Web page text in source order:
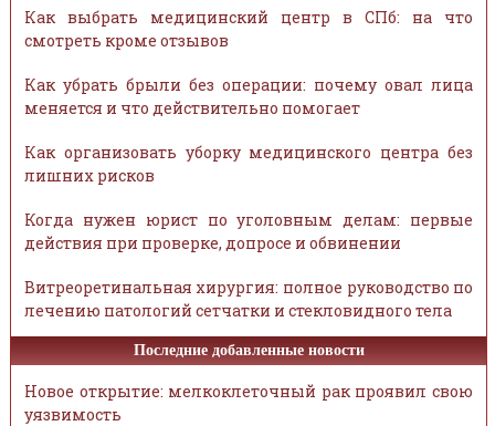
Как выбрать медицинский центр в СПб: на что
смотреть кроме отзывов
Как убрать брыли без операции: почему овал лица
меняется и что действительно помогает
Как организовать уборку медицинского центра без
лишних рисков
Когда нужен юрист по уголовным делам: первые
действия при проверке, допросе и обвинении
Витреоретинальная хирургия: полное руководство по
лечению патологий сетчатки и стекловидного тела
Последние добавленные новости
Новое открытие: мелкоклеточный рак проявил свою
уязвимость